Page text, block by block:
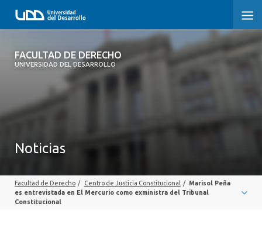
FACULTAD DE DERECHO
UNIVERSIDAD DEL DESARROLLO
FACULTAD DE DERECHO
SOBRE LA FACULTAD
PROFESORES
Noticias
Facultad de Derecho / Centro de Justicia Constitucional / Marisol Peña
es entrevistada en El Mercurio como exministra del Tribunal
Constitucional